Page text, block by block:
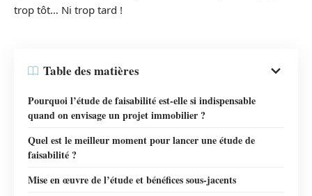
trop tôt… Ni trop tard !
Table des matières
Pourquoi l’étude de faisabilité est-elle si indispensable
quand on envisage un projet immobilier ?
Quel est le meilleur moment pour lancer une étude de
faisabilité ?
Mise en œuvre de l’étude et bénéfices sous-jacents